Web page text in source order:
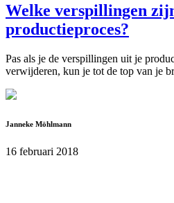
Welke verspillingen
productieproces?
Pas als je de verspillingen uit je
verwijderen, kun je tot de top van je
Janneke Möhlmann
16 februari 2018